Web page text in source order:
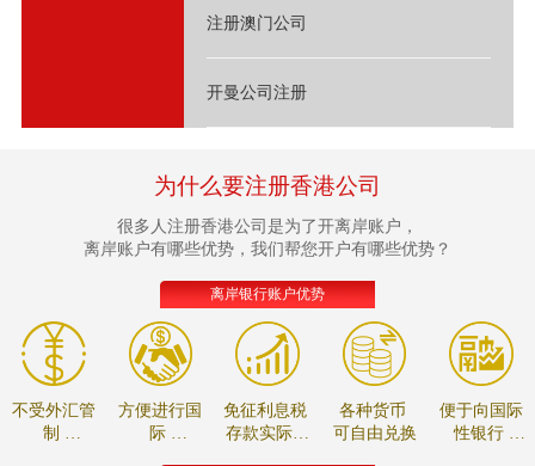
注册澳门公司
开曼公司注册
为什么要注册香港公司
很多人注册香港公司是为了开离岸账户，
离岸账户有哪些优势，我们帮您开户有哪些优势？
离岸银行账户优势
不受外汇管
制
方便进行国
际
免征利息税
存款实际收
各种货币
可自由兑换
便于向国际
性银行